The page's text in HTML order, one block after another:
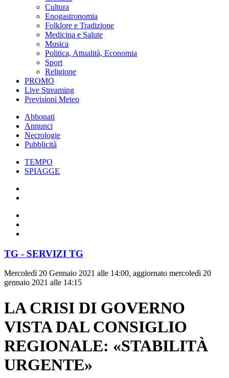
Cultura
Enogastronomia
Folklore e Tradizione
Medicina e Salute
Musica
Politica, Attualità, Economia
Sport
Religione
PROMO
Live Streaming
Previsioni Meteo
Abbonati
Annunci
Necrologie
Pubblicità
TEMPO
SPIAGGE
TG - SERVIZI TG
Mercoledì 20 Gennaio 2021 alle 14:00, aggiornato mercoledì 20
gennaio 2021 alle 14:15
LA CRISI DI GOVERNO
VISTA DAL CONSIGLIO
REGIONALE: «STABILITÀ
URGENTE»